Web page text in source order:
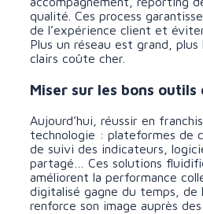
qualité. Ces process
de l’expérience client et
Plus un réseau est grand, plus
clairs coûte cher.
Miser sur les bons
Aujourd’hui, réussir en
technologie : plateformes de
de suivi des indicateurs,
partagé… Ces solutions
améliorent la performance
digitalisé gagne du temps,
renforce son image auprès des